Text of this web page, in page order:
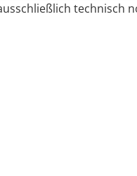
technisch